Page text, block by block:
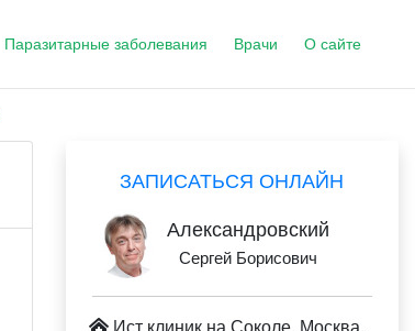
Паразитарные заболевания Врачи О сайте
ЗАПИСАТЬСЯ ОНЛАЙН
Александровский
Сергей Борисович
Ист клиник на Соколе, Москва,